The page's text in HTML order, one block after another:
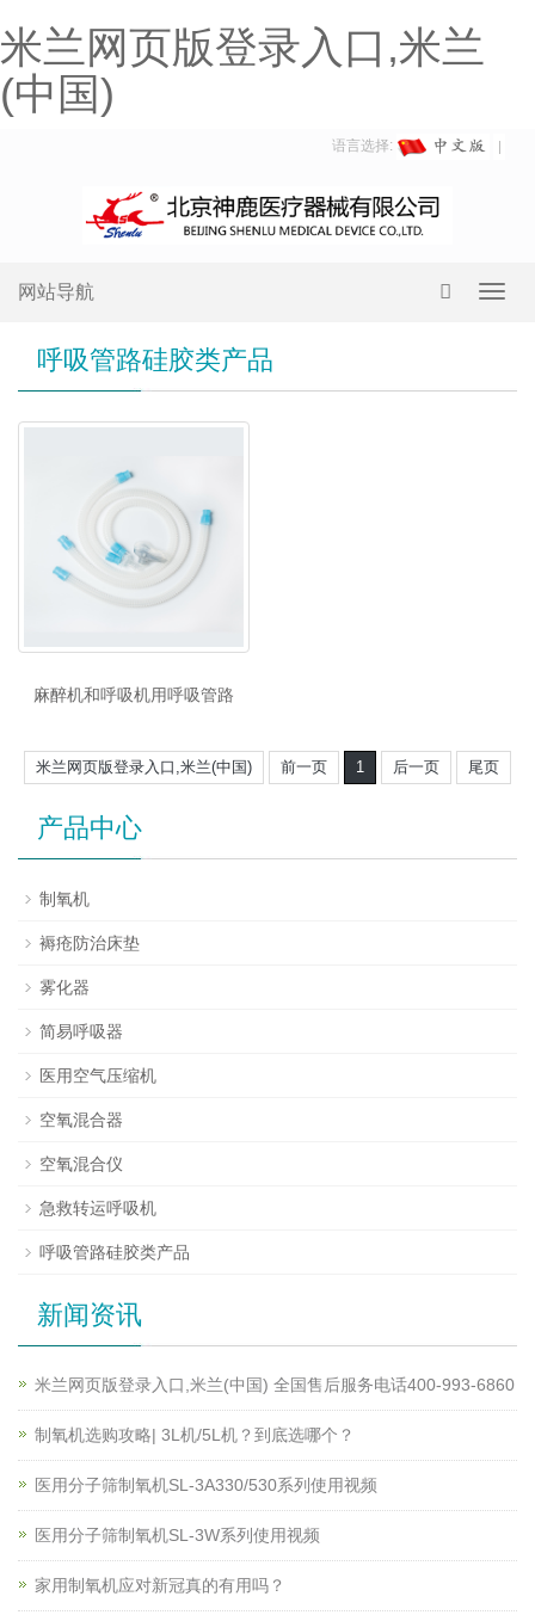
米兰网页版登录入口,米兰
(中国)
语言选择:
网站导航
呼吸管路硅胶类产品
麻醉机和呼吸机用呼吸管路
米兰网页版登录入口,米兰(中国) 前一页 1 后一页 尾页
产品中心
制氧机
褥疮防治床垫
雾化器
简易呼吸器
医用空气压缩机
空氧混合器
空氧混合仪
急救转运呼吸机
呼吸管路硅胶类产品
新闻资讯
米兰网页版登录入口,米兰(中国) 全国售后服务电话400-993-6860
制氧机选购攻略| 3L机/5L机？到底选哪个？
医用分子筛制氧机SL-3A330/530系列使用视频
医用分子筛制氧机SL-3W系列使用视频
家用制氧机应对新冠真的有用吗？